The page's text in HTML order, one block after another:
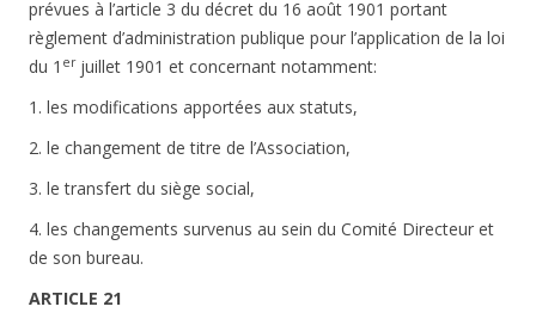
prévues à l’article 3 du décret du 16 août 1901 portant
règlement d’administration publique pour l’application de la loi
du 1 erjuillet 1901 et concernant notamment:
1. les modifications apportées aux statuts,
2. le changement de titre de l’Association,
3. le transfert du siège social,
4. les changements survenus au sein du Comité Directeur et
de son bureau.
ARTICLE 21